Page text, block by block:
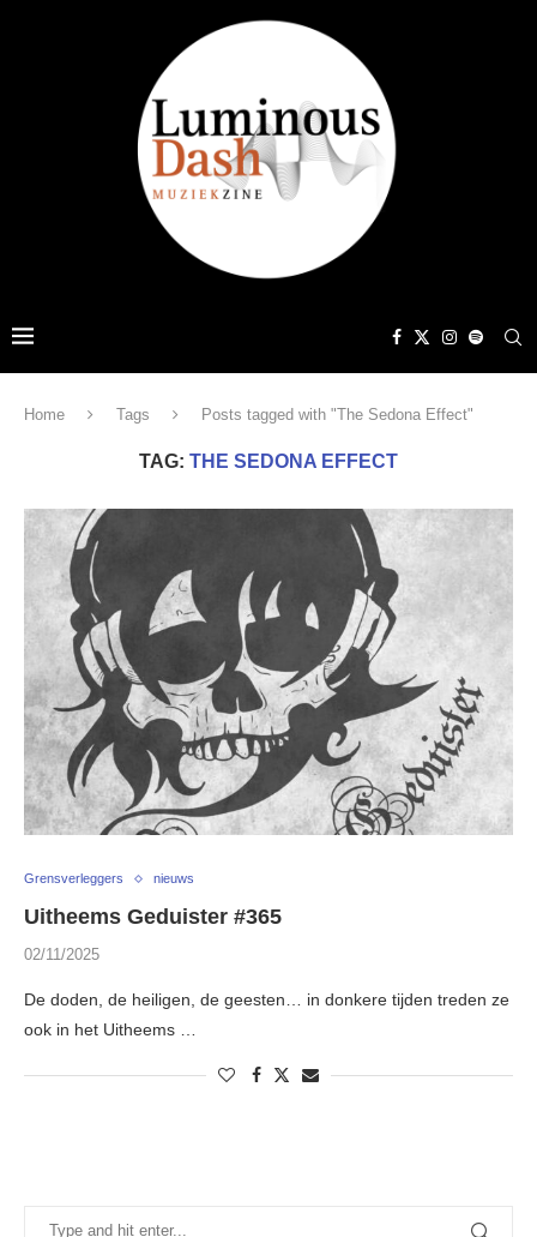
Home Tags Posts tagged with "The Sedona Effect"
TAG: THE SEDONA EFFECT
Grensverleggers nieuws
Uitheems Geduister #365
02/11/2025
De doden, de heiligen, de geesten… in donkere tijden treden ze
ook in het Uitheems …